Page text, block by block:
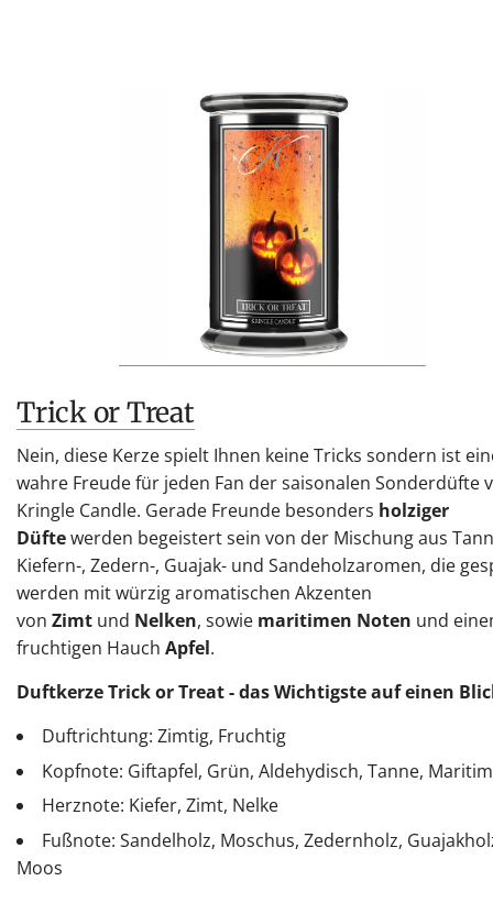
Trick or Treat
Nein, diese Kerze spielt Ihnen keine Tricks sondern ist
wahre Freude für jeden Fan der saisonalen Sonderdüfte
Kringle Candle. Gerade Freunde besonders holziger
Düftewerden begeistert sein von der Mischung aus
Kiefern-, Zedern-, Guajak- und Sandeholzaromen, die
werden mit würzig aromatischen Akzenten
von Zimt und Nelken, sowie maritimen Noten und
fruchtigen Hauch Apfel.
Duftkerze Trick or Treat - das Wichtigste auf einen
Duftrichtung: Zimtig, Fruchtig
Kopfnote: Giftapfel, Grün, Aldehydisch, Tanne, Maritim
Herznote: Kiefer, Zimt, Nelke
Fußnote: Sandelholz, Moschus, Zedernholz,
Moos